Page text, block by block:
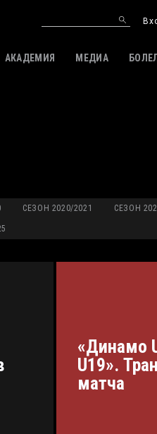
АКАДЕМИЯ МЕДИА
СЕЗОН 2020/2021 СЕЗОН
«Динамо
U19».
матча